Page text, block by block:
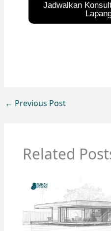
Jadwalkan
← Previous Post
Related